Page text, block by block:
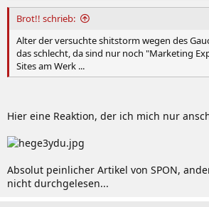
Brot!! schrieb:
Alter der versuchte shitstorm wegen des
das schlecht, da sind nur noch "Marketing
Sites am Werk ...
Hier eine Reaktion, der ich mich nur
Absolut peinlicher Artikel von SPON,
nicht durchgelesen...